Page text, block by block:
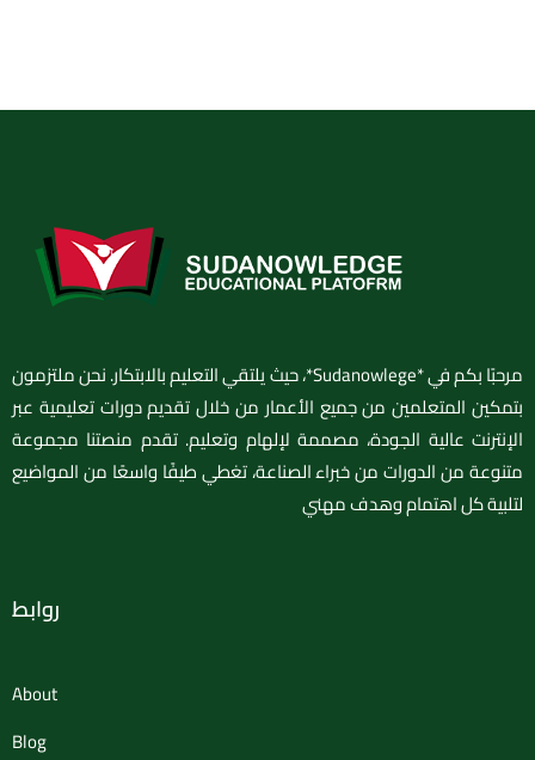
مرحبًا بكم في *Sudanowlege*، حيث يلتقي التعليم بالابتكار. نحن ملتزمون
بتمكين المتعلمين من جميع الأعمار من خلال تقديم دورات تعليمية عبر
الإنترنت عالية الجودة، مصممة لإلهام وتعليم. تقدم منصتنا مجموعة
متنوعة من الدورات من خبراء الصناعة، تغطي طيفًا واسعًا من المواضيع
لتلبية كل اهتمام وهدف مهني
روابط
About
Blog